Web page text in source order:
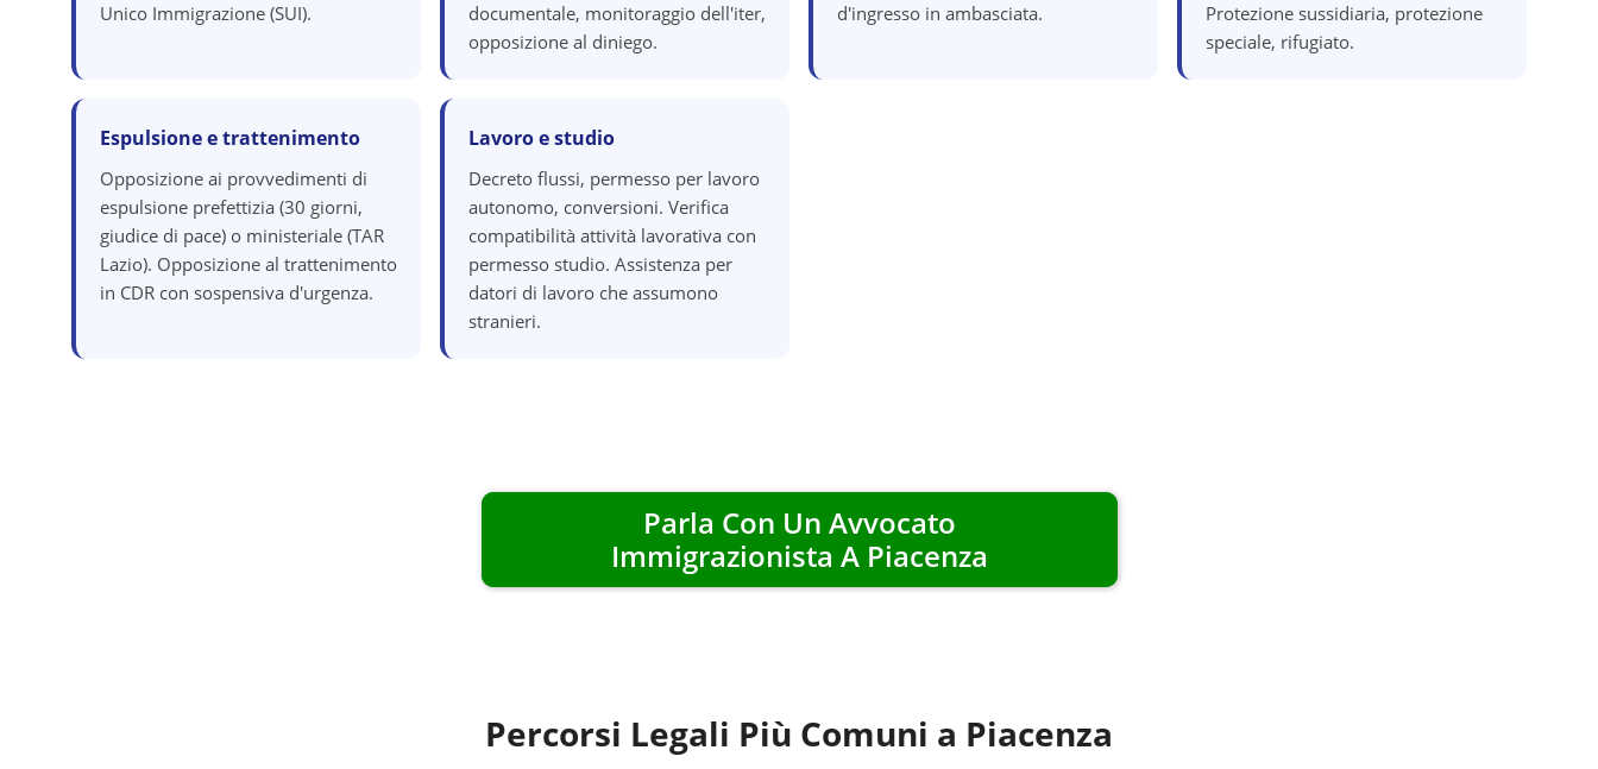
Unico Immigrazione (SUI).
documentale, monitoraggio dell'iter,
opposizione al diniego.
d'ingresso in ambasciata.
Protezione sussidiaria, protezione
speciale, rifugiato.
Espulsione e trattenimento
Opposizione ai provvedimenti di
espulsione prefettizia (30 giorni,
giudice di pace) o ministeriale (TAR
Lazio). Opposizione al trattenimento
in CDR con sospensiva d'urgenza.
Lavoro e studio
Decreto flussi, permesso per lavoro
autonomo, conversioni. Verifica
compatibilità attività lavorativa con
permesso studio. Assistenza per
datori di lavoro che assumono
stranieri.
Parla Con Un Avvocato
Immigrazionista A Piacenza
Percorsi Legali Più Comuni a Piacenza